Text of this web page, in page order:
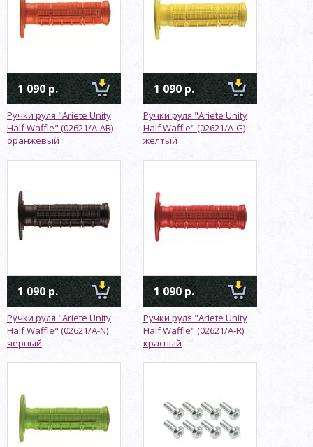
1 090 р.
Ручки руля "Ariete Unity
Half Waffle" (02621/A-AR)
оранжевый
1 090 р.
Ручки руля "Ariete Unity
Half Waffle" (02621/A-G)
желтый
1 090 р.
Ручки руля "Ariete Unity
Half Waffle" (02621/A-N)
черный
1 090 р.
Ручки руля "Ariete Unity
Half Waffle" (02621/A-R)
красный